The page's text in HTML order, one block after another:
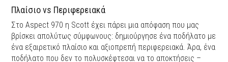
Πλαίσιο vs Περιφερειακά
Στο Aspect 970 η Scott έχει πάρει μια απόφαση που μας
βρίσκει απολύτως σύμφωνους: δημιούργησε ένα ποδήλατο με
ένα εξαιρετικό πλαίσιο και αξιοπρεπή περιφερειακά. Άρα, ένα
ποδήλατο που δεν το πολυσκέφτεσαι να το αποκτήσεις –